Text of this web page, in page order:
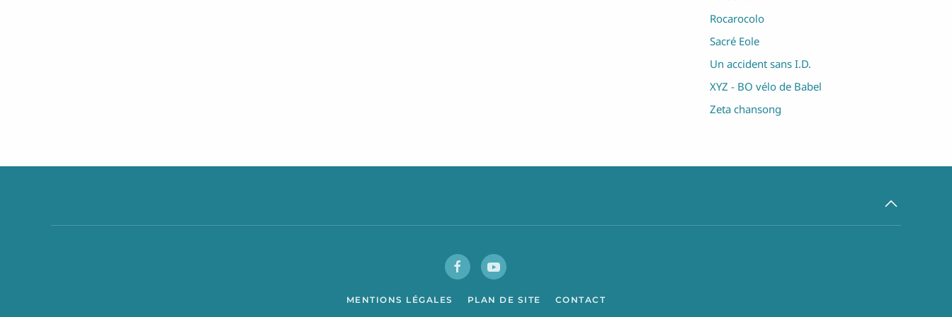
Rocarocolo
Sacré Eole
Un accident sans I.D.
XYZ - BO vélo de Babel
Zeta chansong
MENTIONS LÉGALES PLAN DE SITE CONTACT